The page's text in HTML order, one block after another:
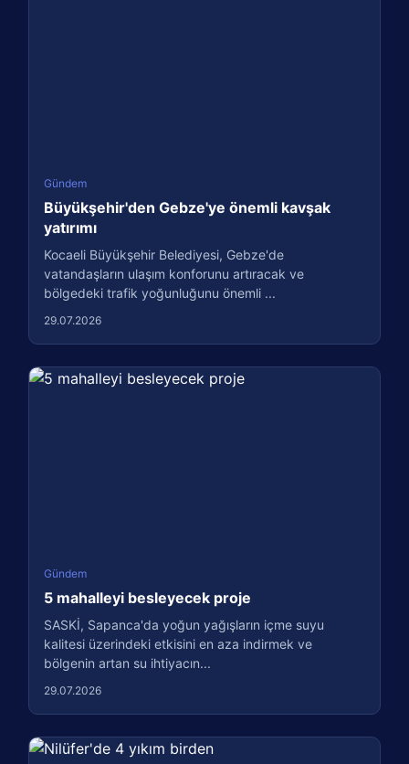
Gündem
Büyükşehir'den Gebze'ye önemli kavşak
yatırımı
Kocaeli Büyükşehir Belediyesi, Gebze'de
vatandaşların ulaşım konforunu artıracak ve
bölgedeki trafik yoğunluğunu önemli ...
29.07.2026
Gündem
5 mahalleyi besleyecek proje
SASKİ, Sapanca'da yoğun yağışların içme suyu
kalitesi üzerindeki etkisini en aza indirmek ve
bölgenin artan su ihtiyacın...
29.07.2026